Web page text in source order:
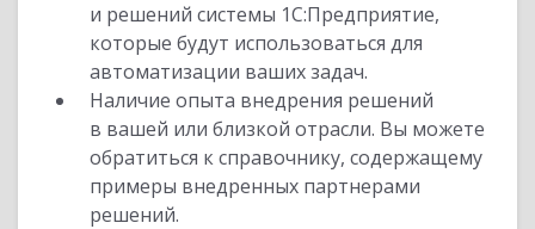
и решений системы 1С:Предприятие,
которые будут использоваться для
автоматизации ваших задач.
Наличие опыта внедрения решений
в вашей или близкой отрасли. Вы можете
обратиться к справочнику, содержащему
примеры внедренных партнерами
решений.